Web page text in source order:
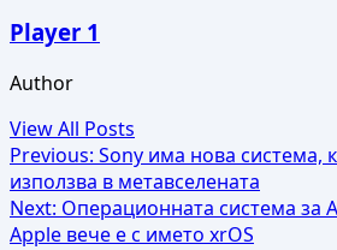
Player 1
Author
View All Posts
Post
navigation
Previous: Sony има нова система,
използва в метавселената
Next: Операционната система за
Apple вече е с името xrOS